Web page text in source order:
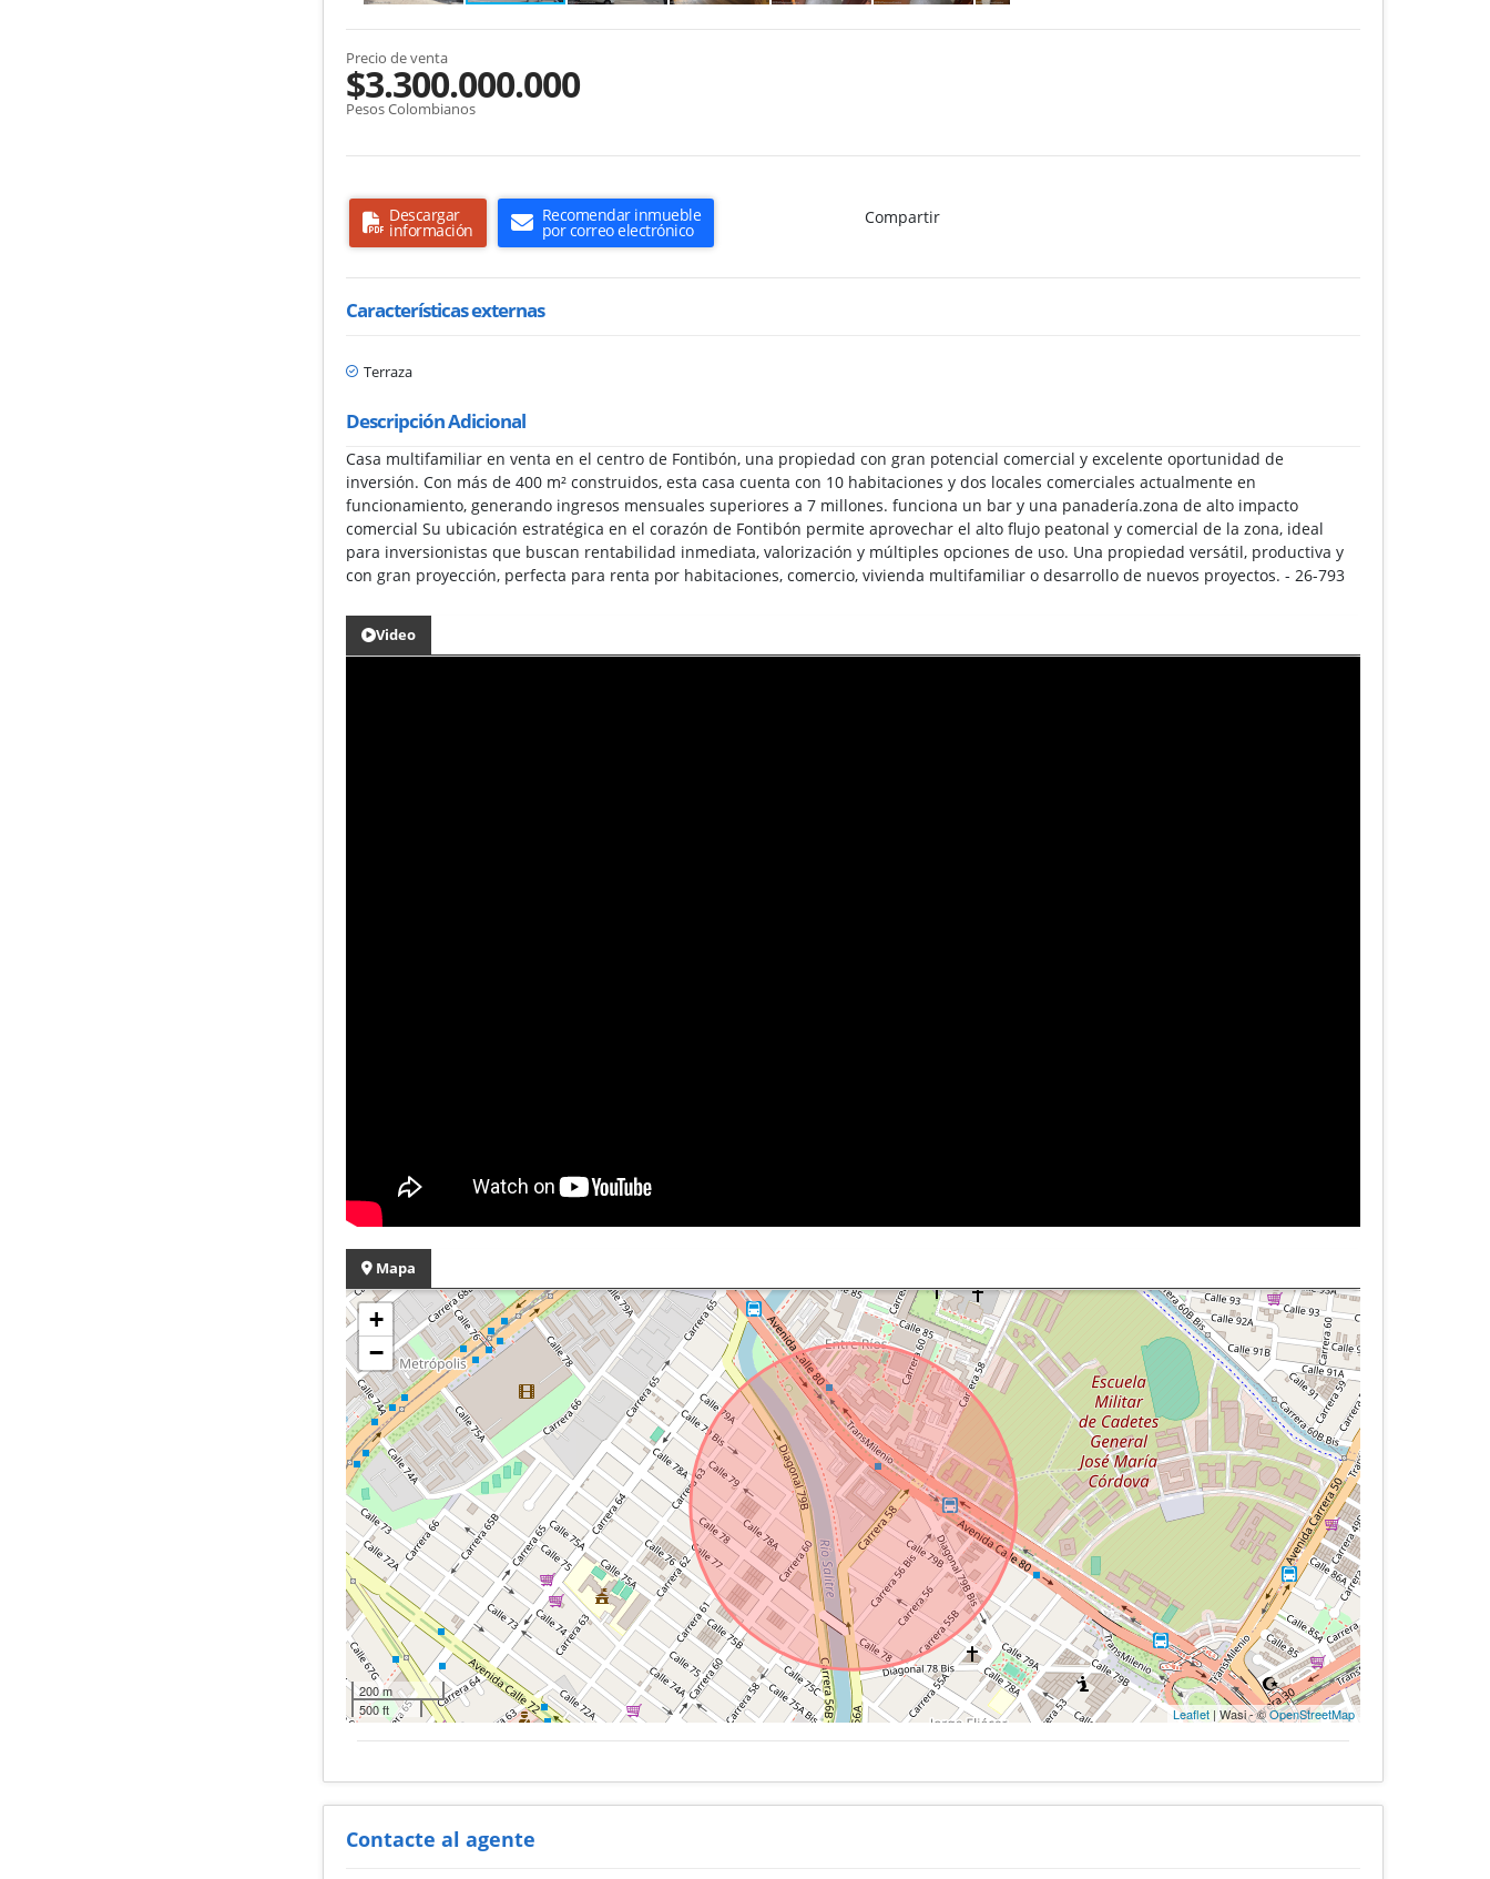
Precio de venta
$3.300.000.000
Pesos Colombianos
Descargar
información
Recomendar inmueble
por correo electrónico
Compartir
Características externas
Terraza
Descripción Adicional
Casa multifamiliar en venta en el centro de Fontibón, una propiedad con gran potencial comercial y excelente oportunidad de
inversión. Con más de 400 m² construidos, esta casa cuenta con 10 habitaciones y dos locales comerciales actualmente en
funcionamiento, generando ingresos mensuales superiores a 7 millones. funciona un bar y una panadería.zona de alto impacto
comercial Su ubicación estratégica en el corazón de Fontibón permite aprovechar el alto flujo peatonal y comercial de la zona, ideal
para inversionistas que buscan rentabilidad inmediata, valorización y múltiples opciones de uso. Una propiedad versátil, productiva y
con gran proyección, perfecta para renta por habitaciones, comercio, vivienda multifamiliar o desarrollo de nuevos proyectos. - 26-793
Video
Mapa
+
−
200 m
500 ft
Leaflet| Wasi - ©OpenStreetMap
Contacte al agente